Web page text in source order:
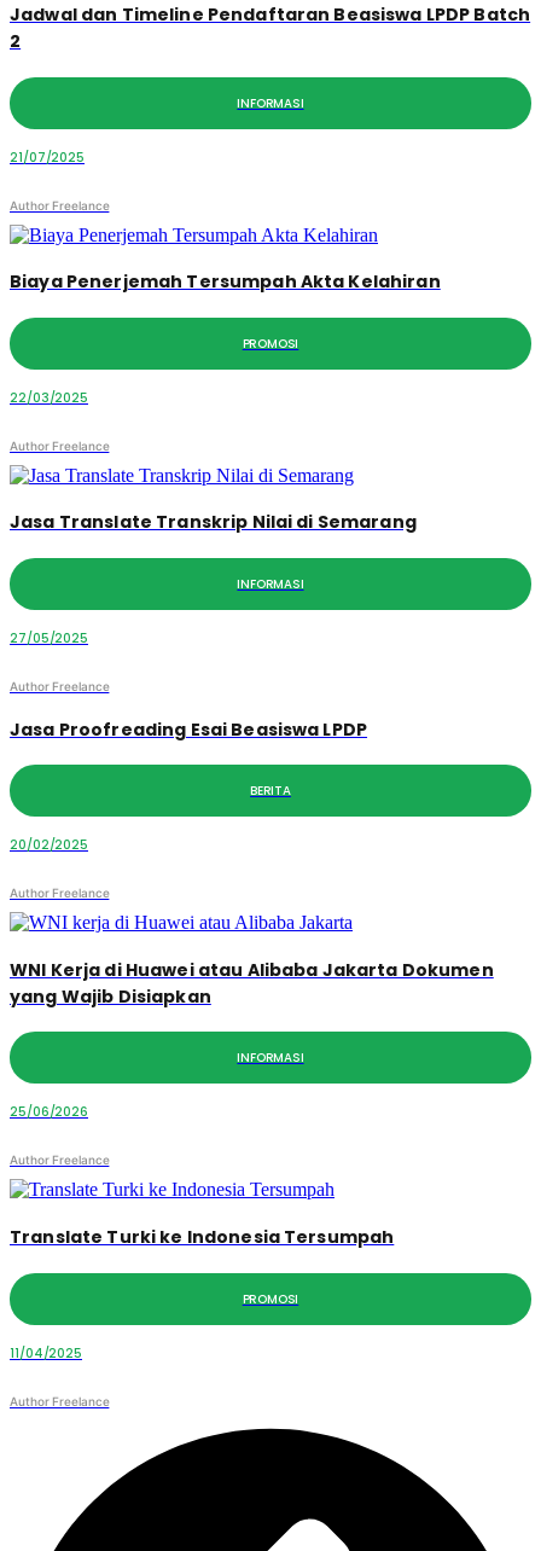
Jadwal dan Timeline Pendaftaran Beasiswa LPDP Batch
2
INFORMASI
21/07/2025
Author Freelance
Biaya Penerjemah Tersumpah Akta Kelahiran
PROMOSI
22/03/2025
Author Freelance
Jasa Translate Transkrip Nilai di Semarang
INFORMASI
27/05/2025
Author Freelance
Jasa Proofreading Esai Beasiswa LPDP
BERITA
20/02/2025
Author Freelance
WNI Kerja di Huawei atau Alibaba Jakarta Dokumen
yang Wajib Disiapkan
INFORMASI
25/06/2026
Author Freelance
Translate Turki ke Indonesia Tersumpah
PROMOSI
11/04/2025
Author Freelance